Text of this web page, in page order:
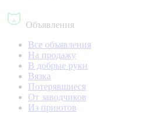
Объявления
Все объявления
На продажу
В добрые руки
Вязка
Потерявшиеся
От заводчиков
Из приютов